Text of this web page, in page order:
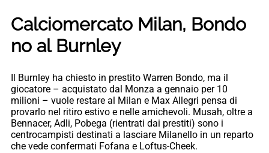
Calciomercato Milan, Bondo
no al Burnley
Il Burnley ha chiesto in prestito Warren Bondo, ma il
giocatore – acquistato dal Monza a gennaio per 10
milioni – vuole restare al Milan e Max Allegri pensa di
provarlo nel ritiro estivo e nelle amichevoli. Musah, oltre a
Bennacer, Adli, Pobega (rientrati dai prestiti) sono i
centrocampisti destinati a lasciare Milanello in un reparto
che vede confermati Fofana e Loftus-Cheek.